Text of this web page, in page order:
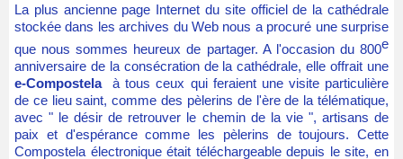
La plus ancienne page Internet du site officiel de la cathédrale
stockée dans les archives du Web nous a procuré une surprise
que nous sommes heureux de partager. A l'occasion du 800e
anniversaire de la consécration de la cathédrale, elle offrait une
e-Compostelaà tous ceux qui feraient une visite particulière
de ce lieu saint, comme des pèlerins de l'ère de la télématique,
avec " le désir de retrouver le chemin de la vie ", artisans de
paix et d'espérance comme les pèlerins de toujours. Cette
Compostela électronique était téléchargeable depuis le site, en